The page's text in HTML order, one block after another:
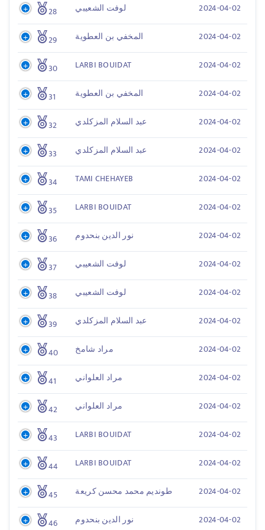
28 لوفت الشعيبي 2024-04-02
29 المخفي بن العطوية 2024-04-02
30 LARBI BOUIDAT 2024-04-02
31 المخفي بن العطوية 2024-04-02
32 عبد السلام المزكلدي 2024-04-02
33 عبد السلام المزكلدي 2024-04-02
34 TAMI CHEHAYEB 2024-04-02
35 LARBI BOUIDAT 2024-04-02
36 نور الدين بنحدوم 2024-04-02
37 لوفت الشعيبي 2024-04-02
38 لوفت الشعيبي 2024-04-02
39 عبد السلام المزكلدي 2024-04-02
40 مراد شامخ 2024-04-02
41 مراد العلواني 2024-04-02
42 مراد العلواني 2024-04-02
43 LARBI BOUIDAT 2024-04-02
44 LARBI BOUIDAT 2024-04-02
45 طونديم محمد محسن كريعة 2024-04-02
46 نور الدين بنحدوم 2024-04-02